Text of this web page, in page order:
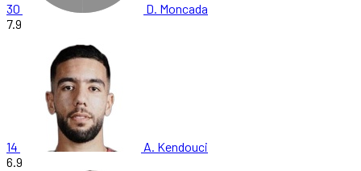
30
D. Moncada
7.9
14
A. Kendouci
6.9